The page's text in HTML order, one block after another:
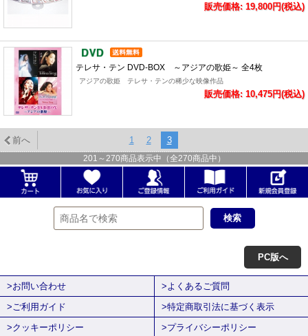
販売価格: 19,800円(税込)
テレサ・テン DVD-BOX ～アジアの歌姫～ 全4枚
アジアの歌姫 テレサ・テンの稀少な映像作品
販売価格: 10,475円(税込)
前へ 1 2 3
201 ～ 270商品表示中（全270商品中）
PC版へ
>お問い合わせ
>よくあるご質問
>ご利用ガイド
>特定商取引法に基づく表示
>クッキーポリシー
>プライバシーポリシー